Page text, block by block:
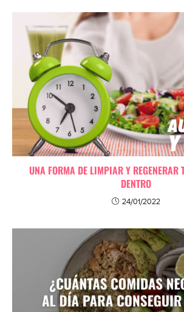
UNA FORMA DE LIMPIAR Y REGENERAR
DENTRO
24/01/2022